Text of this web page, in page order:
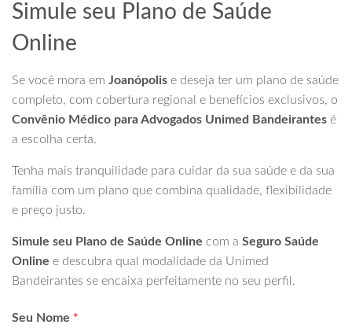
Simule seu Plano de Saúde
Online
Se você mora em Joanópolis e deseja ter um plano de saúde
completo, com cobertura regional e benefícios exclusivos, o
Convênio Médico para Advogados Unimed Bandeirantes é
a escolha certa.
Tenha mais tranquilidade para cuidar da sua saúde e da sua
família com um plano que combina qualidade, flexibilidade
e preço justo.
Simule seu Plano de Saúde Online com a Seguro Saúde
Online e descubra qual modalidade da Unimed
Bandeirantes se encaixa perfeitamente no seu perfil.
Seu Nome *